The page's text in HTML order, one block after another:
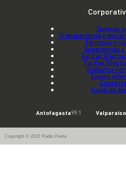
Quienes
Transparencia y
Términos y
Sugerencias
Tarifas
Tarifas
Gobierno
Equipo
Canal de
Antofagasta99.1 Valparaíso
Copyright © 2022 Radio Pauta